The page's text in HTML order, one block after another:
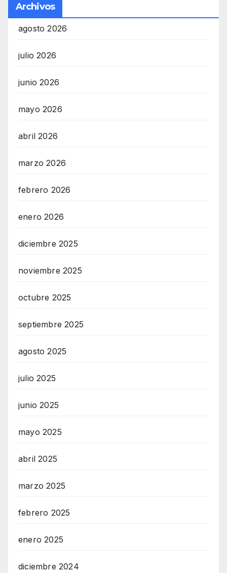
Archivos
agosto 2026
julio 2026
junio 2026
mayo 2026
abril 2026
marzo 2026
febrero 2026
enero 2026
diciembre 2025
noviembre 2025
octubre 2025
septiembre 2025
agosto 2025
julio 2025
junio 2025
mayo 2025
abril 2025
marzo 2025
febrero 2025
enero 2025
diciembre 2024